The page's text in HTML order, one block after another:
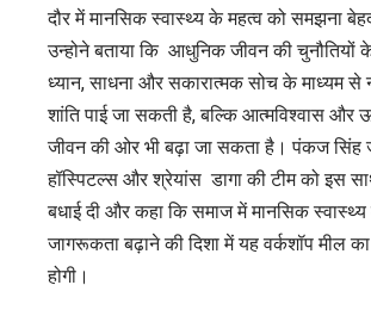
दौर में मानसिक स्वास्थ्य के महत्व को समझना
उन्होने बताया कि आधुनिक जीवन की चुनौतियों
ध्यान, साधना और सकारात्मक सोच के माध्यम से
शांति पाई जा सकती है, बल्कि आत्मविश्वास और
जीवन की ओर भी बढ़ा जा सकता है। पंकज सिंह
हॉस्पिटल्स और श्रेयांस डागा की टीम को इस
बधाई दी और कहा कि समाज में मानसिक
जागरूकता बढ़ाने की दिशा में यह वर्कशॉप मील
होगी।